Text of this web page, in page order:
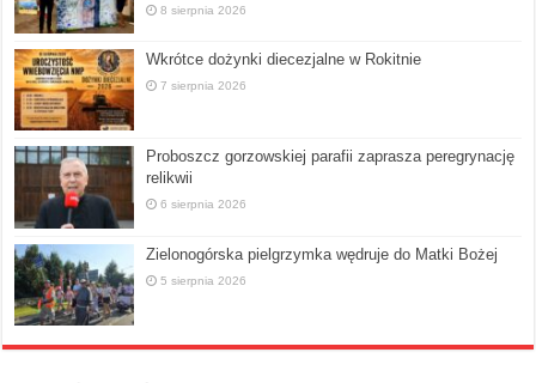
8 sierpnia 2026
Wkrótce dożynki diecezjalne w Rokitnie
7 sierpnia 2026
Proboszcz gorzowskiej parafii zaprasza peregrynację
relikwii
6 sierpnia 2026
Zielonogórska pielgrzymka wędruje do Matki Bożej
5 sierpnia 2026